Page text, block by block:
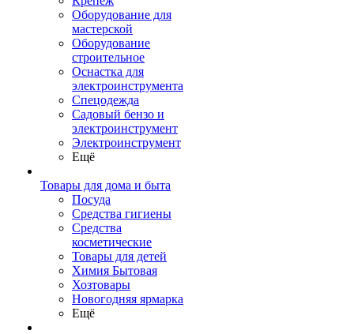
Оборудование для
мастерской
Оборудование
строительное
Оснастка для
электроинструмента
Спецодежда
Садовый бензо и
электроинструмент
Электроинструмент
Ещё
Товары для дома и быта
Посуда
Средства гигиены
Средства
косметические
Товары для детей
Химия Бытовая
Хозтовары
Новогодняя ярмарка
Ещё